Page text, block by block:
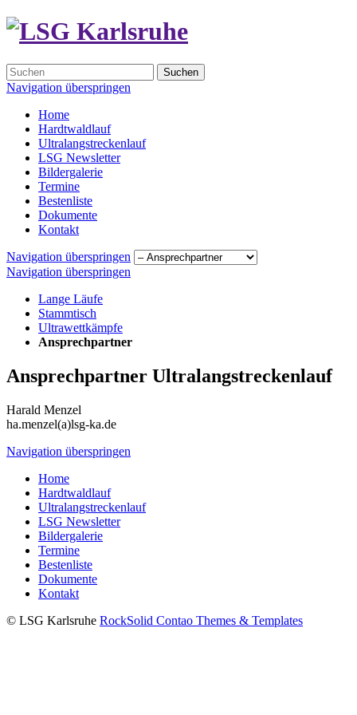
Suchen
Navigation überspringen
Home
Hardtwaldlauf
Ultralangstreckenlauf
LSG Newsletter
Bildergalerie
Termine
Bestenliste
Dokumente
Kontakt
Navigation überspringen
Navigation überspringen
Lange Läufe
Stammtisch
Ultrawettkämpfe
Ansprechpartner
Ansprechpartner Ultralangstreckenlauf
Harald Menzel
ha.menzel(a)lsg-ka.de
Navigation überspringen
Home
Hardtwaldlauf
Ultralangstreckenlauf
LSG Newsletter
Bildergalerie
Termine
Bestenliste
Dokumente
Kontakt
© LSG Karlsruhe RockSolid Contao Themes & Templates